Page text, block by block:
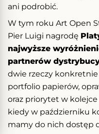
ani podrobić.
W tym roku Art Open
Pier Luigi nagrodę
najwyższe
partnerów
dwie rzeczy konkretnie
portfolio papierów,
oraz priorytet w
kiedy w październiku
mamy do nich dostęp